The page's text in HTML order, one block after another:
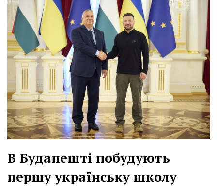
В Будапешті побудують
першу українську школу